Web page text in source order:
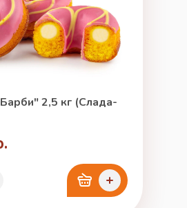
2,5 кг (Слада-